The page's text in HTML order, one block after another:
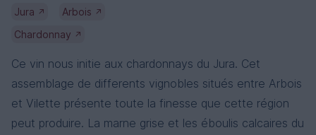
Jura ↗ Arbois ↗
Chardonnay ↗
Ce vin nous initie aux chardonnays du Jura. Cet
assemblage de differents vignobles situés entre Arbois
et Vilette présente toute la finesse que cette région
peut produire. La marne grise et les éboulis calcaires du